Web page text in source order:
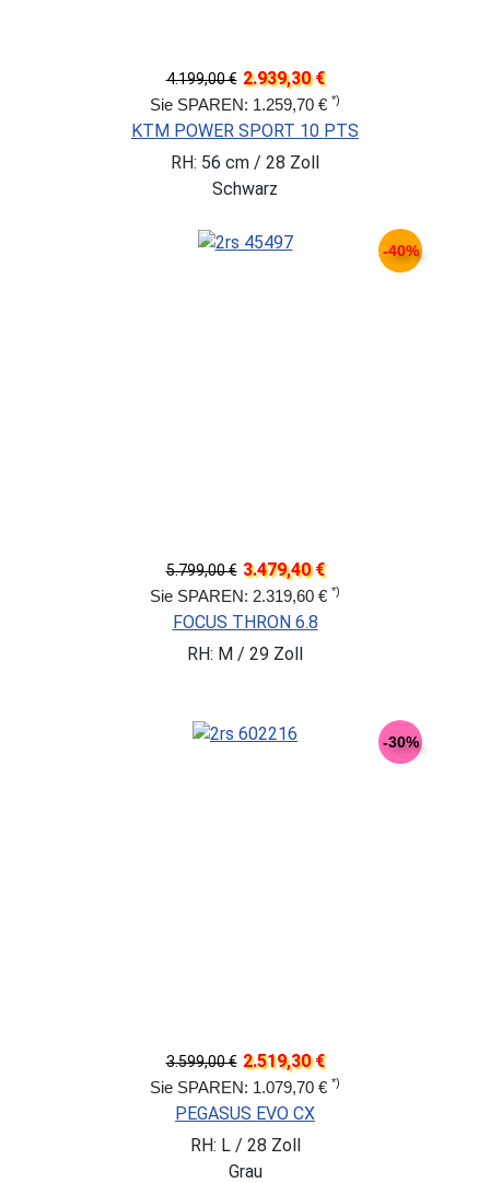
4.199,00 € 2.939,30 €
Sie SPAREN: 1.259,70 € *)
KTM POWER SPORT 10 PTS
RH: 56 cm / 28 Zoll
Schwarz
-40%
5.799,00 € 3.479,40 €
Sie SPAREN: 2.319,60 € *)
FOCUS THRON 6.8
RH: M / 29 Zoll
-30%
3.599,00 € 2.519,30 €
Sie SPAREN: 1.079,70 € *)
PEGASUS EVO CX
RH: L / 28 Zoll
Grau